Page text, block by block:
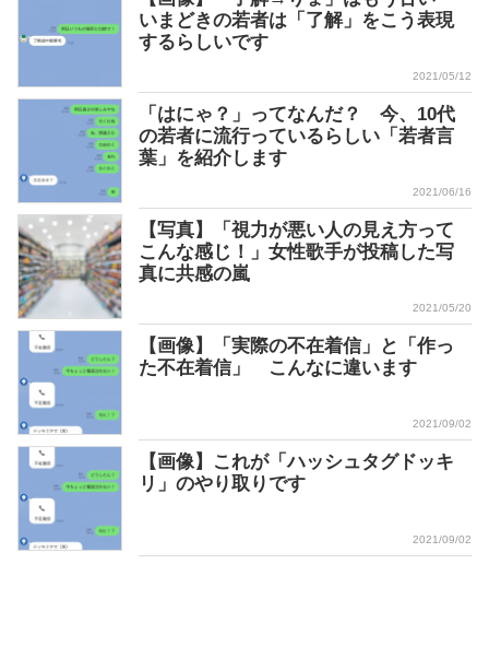
いまどきの若者は「了解」をこう表現
するらしいです
2021/05/12
「はにゃ？」ってなんだ？ 今、10代
の若者に流行っているらしい「若者言
葉」を紹介します
2021/06/16
【写真】「視力が悪い人の見え方って
こんな感じ！」女性歌手が投稿した写
真に共感の嵐
2021/05/20
【画像】「実際の不在着信」と「作っ
た不在着信」 こんなに違います
2021/09/02
【画像】これが「ハッシュタグドッキ
リ」のやり取りです
2021/09/02